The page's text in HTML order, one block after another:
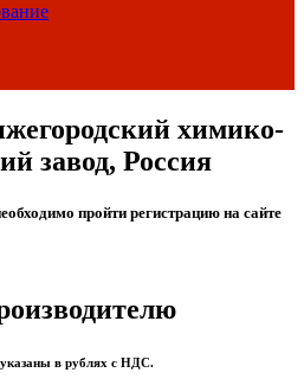
химико-
завод, Россия
пройти регистрацию на сайте
в рублях с НДС.